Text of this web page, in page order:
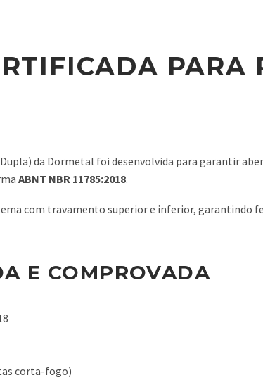
PARA
da Dormetal foi desenvolvida para garantir
ABNT NBR 11785:2018.
com travamento superior e inferior,
E COMPROVADA
corta-fogo)